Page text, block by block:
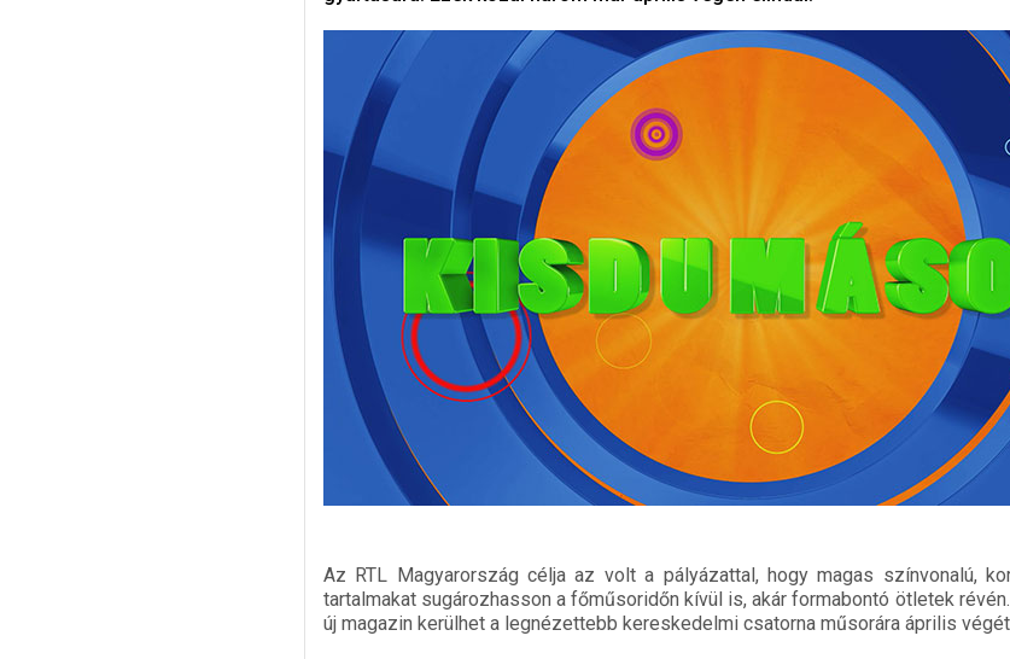
Az RTL Magyarország célja az volt a pályázattal, hogy magas színvonalú,
tartalmakat sugározhasson a főműsoridőn kívül is, akár formabontó ötletek
új magazin kerülhet a legnézettebb kereskedelmi csatorna műsorára április